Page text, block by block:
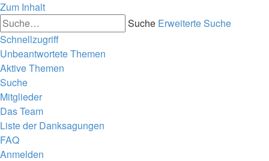
Zum Inhalt
Suche Erweiterte Suche
Schnellzugriff
Unbeantwortete Themen
Aktive Themen
Suche
Mitglieder
Das Team
Liste der Danksagungen
FAQ
Anmelden